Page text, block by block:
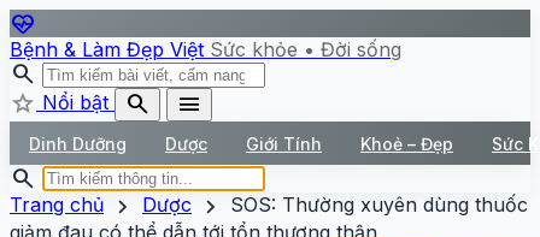
ecg_heart
Bệnh & Làm Đẹp Việt Sức khỏe • Đời sống
search
star Nổi bật search menu
Dinh Dưỡng Dược Giới Tính Khoẻ – Đẹp Sức
search
Trang chủ chevron_right Dược chevron_right
SOS: Thường xuyên dùng thuốc
giảm đau có thể dẫn tới tổn thương thận